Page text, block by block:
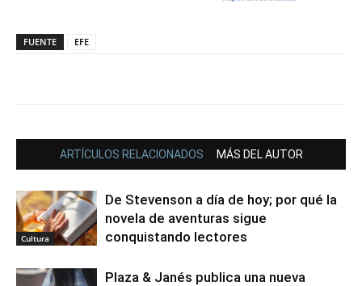
FUENTE EFE
ARTÍCULOS RELACIONADOS MÁS DEL AUTOR
Cultura
De Stevenson a día de hoy; por qué la
novela de aventuras sigue
conquistando lectores
Plaza & Janés publica una nueva